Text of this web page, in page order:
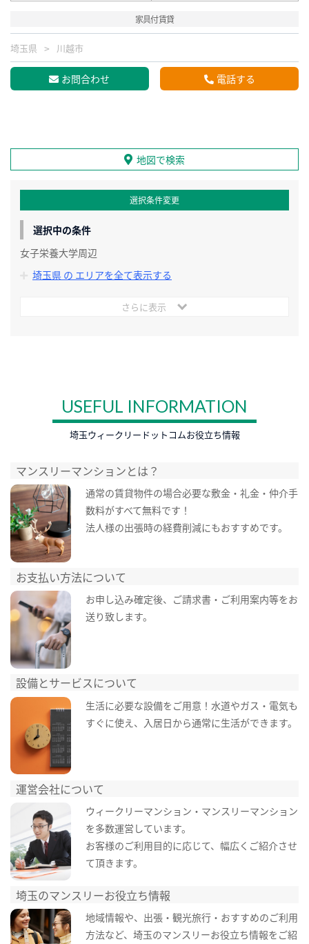
家具付賃貸
埼玉県 川越市
お問合わせ 電話する
地図で検索
選択条件変更
選択中の条件
女子栄養大学周辺
埼玉県 の エリアを全て表示する
さらに表示
USEFUL INFORMATION
埼玉ウィークリードットコムお役立ち情報
マンスリーマンションとは？
通常の賃貸物件の場合必要な敷金・礼金・仲介手
数料がすべて無料です！
法人様の出張時の経費削減にもおすすめです。
お支払い方法について
お申し込み確定後、ご請求書・ご利用案内等をお
送り致します。
設備とサービスについて
生活に必要な設備をご用意！水道やガス・電気も
すぐに使え、入居日から通常に生活ができます。
運営会社について
ウィークリーマンション・マンスリーマンション
を多数運営しています。
お客様のご利用目的に応じて、幅広くご紹介させ
て頂きます。
埼玉のマンスリーお役立ち情報
地域情報や、出張・観光旅行・おすすめのご利用
方法など、埼玉のマンスリーお役立ち情報をご紹